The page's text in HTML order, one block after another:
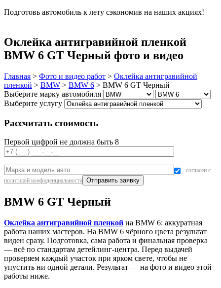
Подготовь автомобиль к лету сэкономив на наших акциях!
Оклейка антигравийной пленкой
BMW 6 GT Черный фото и видео
Главная > Фото и видео работ > Оклейка антигравийной
пленкой > BMW > BMW 6 > BMW 6 GT Черный
Выберите марку автомобиля
Выберите услугу
Рассчитать стоимость
Первой цифрой не должна быть 8
согласен с
политикой конфиденциальности
BMW 6 GT Черный
Оклейка антигравийной пленкой на BMW 6: аккуратная
работа наших мастеров. На BMW 6 чёрного цвета результат
виден сразу. Подготовка, сама работа и финальная проверка
— всё по стандартам детейлинг-центра. Перед выдачей
проверяем каждый участок при ярком свете, чтобы не
упустить ни одной детали. Результат — на фото и видео этой
работы ниже.